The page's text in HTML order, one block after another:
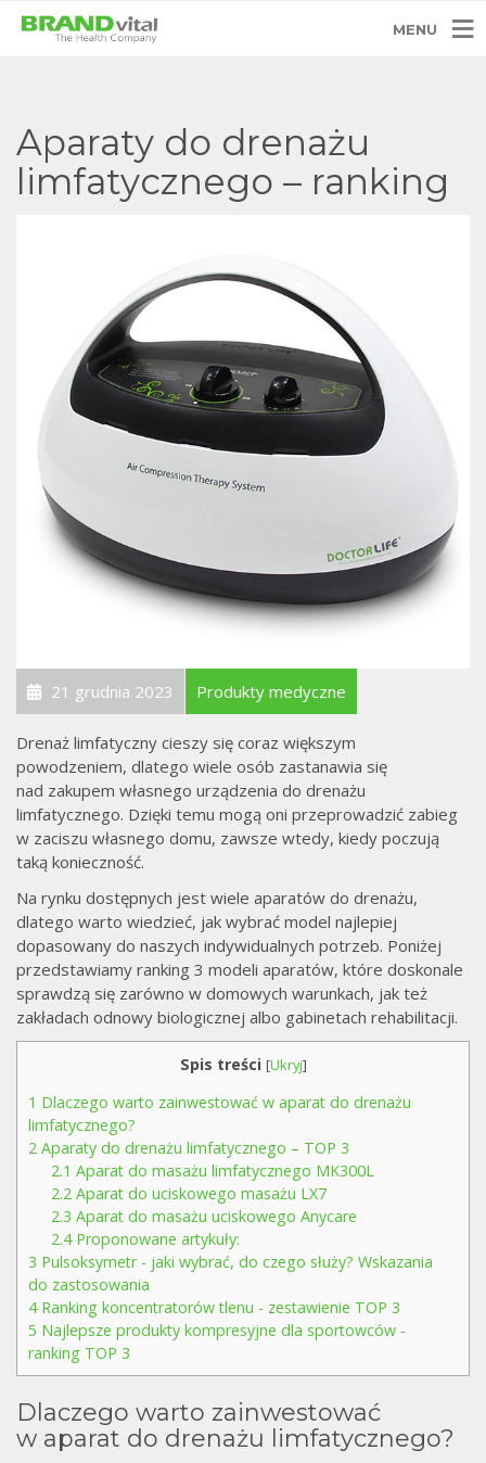
MENU
Aparaty do drenażu
limfatycznego – ranking
21 grudnia 2023 Produkty medyczne
Drenaż limfatyczny cieszy się coraz większym
powodzeniem, dlatego wiele osób zastanawia się
nad zakupem własnego urządzenia do drenażu
limfatycznego. Dzięki temu mogą oni przeprowadzić zabieg
w zaciszu własnego domu, zawsze wtedy, kiedy poczują
taką konieczność.
Na rynku dostępnych jest wiele aparatów do drenażu,
dlatego warto wiedzieć, jak wybrać model najlepiej
dopasowany do naszych indywidualnych potrzeb. Poniżej
przedstawiamy ranking 3 modeli aparatów, które doskonale
sprawdzą się zarówno w domowych warunkach, jak też
zakładach odnowy biologicznej albo gabinetach rehabilitacji.
Spis treści [Ukryj]
1 Dlaczego warto zainwestować w aparat do drenażu
limfatycznego?
2 Aparaty do drenażu limfatycznego – TOP 3
2.1 Aparat do masażu limfatycznego MK300L
2.2 Aparat do uciskowego masażu LX7
2.3 Aparat do masażu uciskowego Anycare
2.4Proponowane artykuły:
3 Pulsoksymetr - jaki wybrać, do czego służy? Wskazania
do zastosowania
4Ranking koncentratorów tlenu - zestawienie TOP 3
5 Najlepsze produkty kompresyjne dla sportowców -
ranking TOP 3
Dlaczego warto zainwestować
w aparat do drenażu limfatycznego?